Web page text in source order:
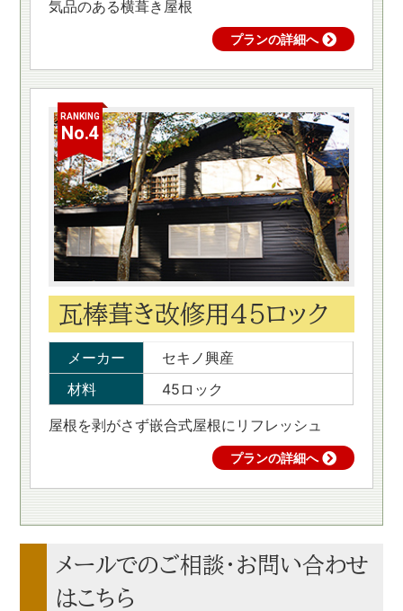
気品のある横葺き屋根
プランの詳細へ
瓦棒葺き改修用45ロック
メーカー
セキノ興産
材料
45ロック
RANKING
No.4
屋根を剥がさず嵌合式屋根にリフレッシュ
プランの詳細へ
メールでのご相談・お問い合わせ
はこちら